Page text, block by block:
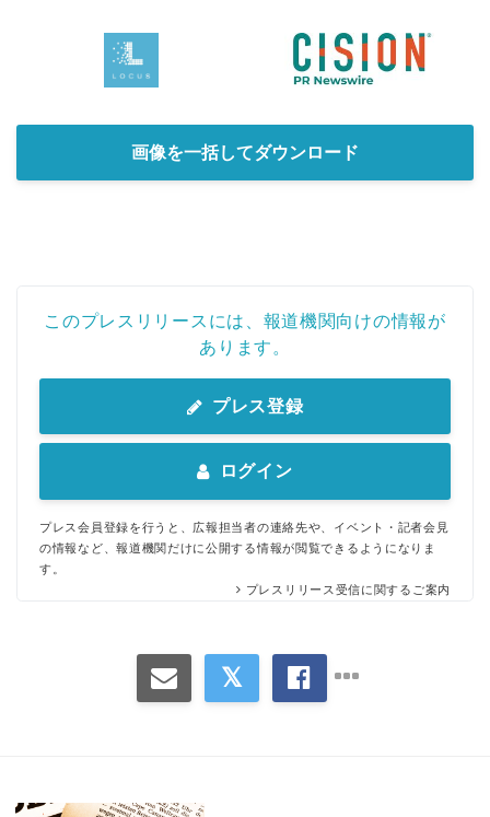
画像を一括してダウンロード
このプレスリリースには、報道機関向けの情報が
あります。
プレス登録
ログイン
プレス会員登録を行うと、広報担当者の連絡先や、イベント・記者会見
の情報など、報道機関だけに公開する情報が閲覧できるようになりま
す。
プレスリリース受信に関するご案内